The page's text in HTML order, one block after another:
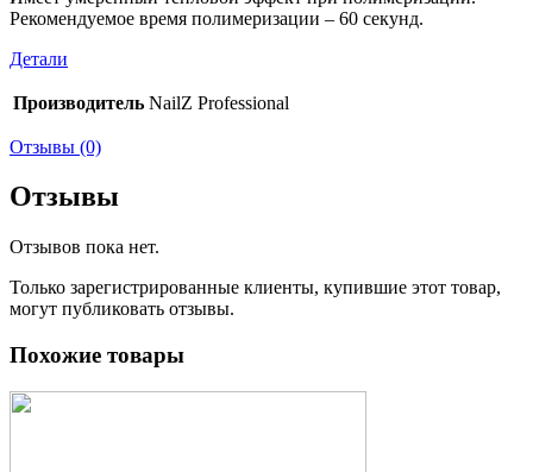
Рекомендуемое время полимеризации – 60 секунд.
Детали
Производитель NailZ Professional
Отзывы (0)
Отзывы
Отзывов пока нет.
Только зарегистрированные клиенты, купившие этот товар,
могут публиковать отзывы.
Похожие товары